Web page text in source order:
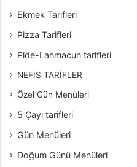
Ekmek Tarifleri
Pizza Tarifleri
Pide-Lahmacun tarifleri
NEFİS TARİFLER
Özel Gün Menüleri
5 Çayı tarifleri
Gün Menüleri
Doğum Günü Menüleri